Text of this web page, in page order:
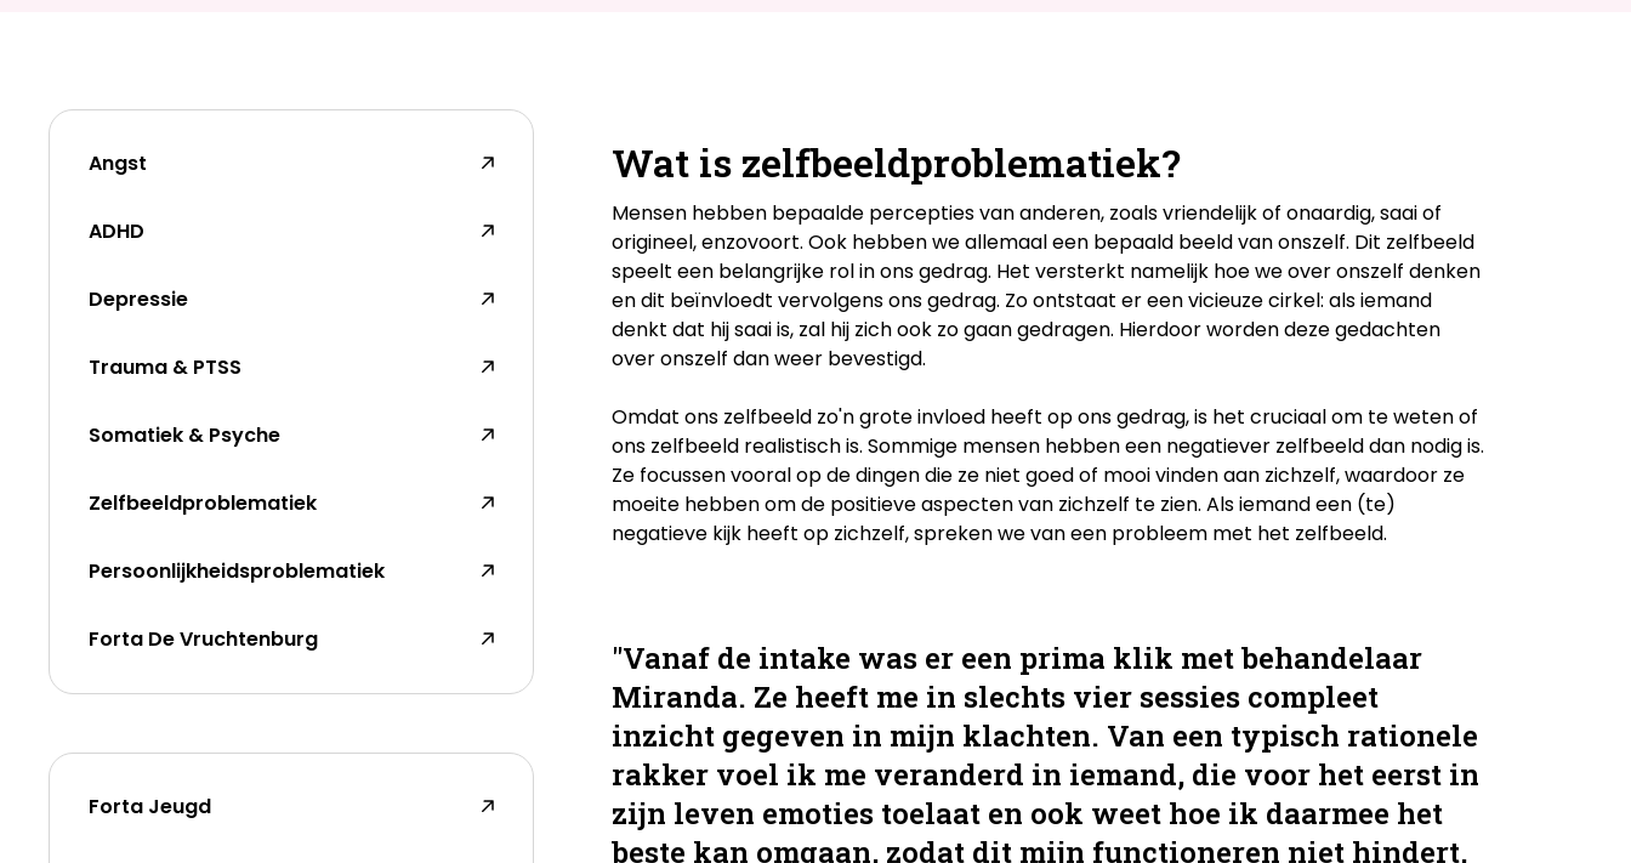
Angst
ADHD
Depressie
Trauma & PTSS
Somatiek & Psyche
Zelfbeeldproblematiek
Persoonlijkheidsproblematiek
Forta De Vruchtenburg
Forta Jeugd
Wat is zelfbeeldproblematiek?
Mensen hebben bepaalde percepties van anderen, zoals vriendelijk of onaardig, saai of
origineel, enzovoort. Ook hebben we allemaal een bepaald beeld van onszelf. Dit zelfbeeld
speelt een belangrijke rol in ons gedrag. Het versterkt namelijk hoe we over onszelf denken
en dit beïnvloedt vervolgens ons gedrag. Zo ontstaat er een vicieuze cirkel: als iemand
denkt dat hij saai is, zal hij zich ook zo gaan gedragen. Hierdoor worden deze gedachten
over onszelf dan weer bevestigd.
Omdat ons zelfbeeld zo'n grote invloed heeft op ons gedrag, is het cruciaal om te weten of
ons zelfbeeld realistisch is. Sommige mensen hebben een negatiever zelfbeeld dan nodig is.
Ze focussen vooral op de dingen die ze niet goed of mooi vinden aan zichzelf, waardoor ze
moeite hebben om de positieve aspecten van zichzelf te zien. Als iemand een (te)
negatieve kijk heeft op zichzelf, spreken we van een probleem met het zelfbeeld.
"Vanaf de intake was er een prima klik met behandelaar
Miranda. Ze heeft me in slechts vier sessies compleet
inzicht gegeven in mijn klachten. Van een typisch rationele
rakker voel ik me veranderd in iemand, die voor het eerst in
zijn leven emoties toelaat en ook weet hoe ik daarmee het
beste kan omgaan, zodat dit mijn functioneren niet hindert,